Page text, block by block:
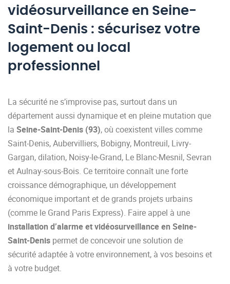
vidéosurveillance en Seine-
Saint-Denis : sécurisez votre
logement ou local
professionnel
La sécurité ne s’improvise pas, surtout dans un
département aussi dynamique et en pleine mutation que
la Seine-Saint-Denis (93), où coexistent villes comme
Saint-Denis, Aubervilliers, Bobigny, Montreuil, Livry-
Gargan, dilation, Noisy-le-Grand, Le Blanc-Mesnil, Sevran
et Aulnay-sous-Bois. Ce territoire connaît une forte
croissance démographique, un développement
économique important et de grands projets urbains
(comme le Grand Paris Express). Faire appel à une
installation d’alarme et vidéosurveillance en Seine-
Saint-Denis permet de concevoir une solution de
sécurité adaptée à votre environnement, à vos besoins et
à votre budget.